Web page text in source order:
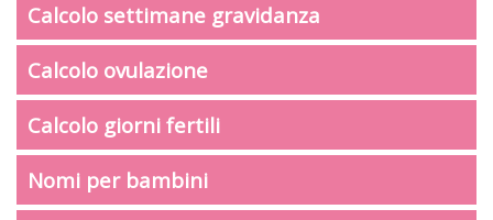
Calcolo settimane gravidanza
Calcolo ovulazione
Calcolo giorni fertili
Nomi per bambini